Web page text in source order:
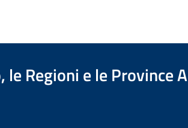
Regioni e le Province